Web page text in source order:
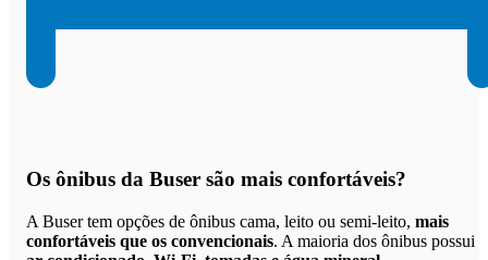
Os ônibus da Buser são mais confortáveis?
A Buser tem opções de ônibus cama, leito ou semi-leito, mais
confortáveis que os convencionais. A maioria dos ônibus possui